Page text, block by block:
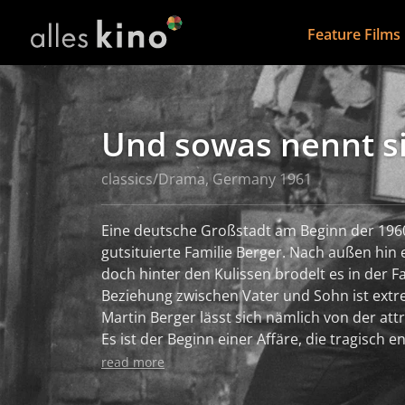
Feature Films
Und sowas nennt
classics/Drama, Germany 1961
Eine deutsche Großstadt am Beginn der
gutsituierte Familie Berger. Nach außen hin
doch hinter den Kulissen brodelt es in der
Beziehung zwischen Vater und Sohn ist
Martin Berger lässt sich nämlich von der attraktiven Britta verführen.
Es ist der Beginn einer Affäre, die tragisch
nämlich erfährt, dass auch sein Vater immer
Schäferstündchen mit der jungen Frau
read more